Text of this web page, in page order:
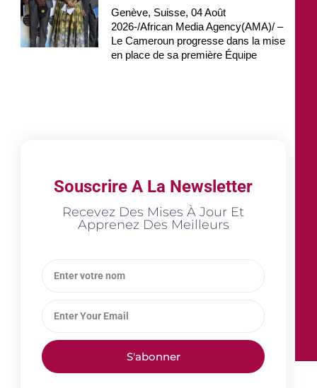
Genève, Suisse, 04 Août
2026-/African Media Agency(AMA)/ –
Le Cameroun progresse dans la mise
en place de sa première Équipe
Souscrire A La Newsletter
Recevez Des Mises À Jour Et
Apprenez Des Meilleurs
S'abonner